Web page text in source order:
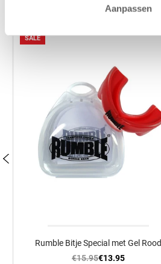
Aanpassen
MAAK JE AANKOOP NOG BETER
SALE
Rumble Bitje Special met Gel Rood
€15.95€13.95